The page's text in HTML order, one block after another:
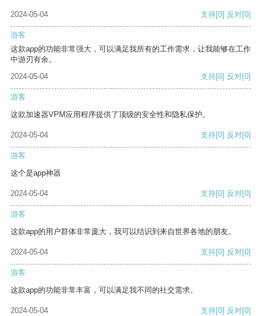
2024-05-04 支持[0] 反对[0]
游客
这款app的功能非常强大，可以满足我所有的工作需求，让我能够在工作
中游刃有余。
2024-05-04
支持[0] 反对[0]
游客
这款加速器VPM应用程序提供了顶级的安全性和隐私保护。
2024-05-04 支持[0] 反对[0]
游客
这个是app神器
2024-05-04 支持[0] 反对[0]
游客
这款app的用户群体非常庞大，我可以结识到来自世界各地的朋友。
2024-05-04 支持[0] 反对[0]
游客
这款app的功能非常丰富，可以满足我不同的社交需求。
2024-05-04 支持[0] 反对[0]